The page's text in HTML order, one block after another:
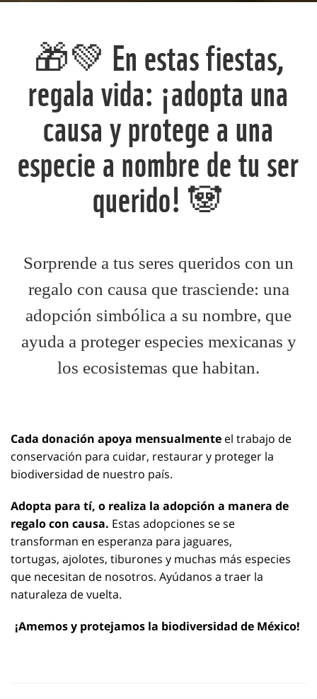
🎁💚 En estas fiestas,
regala vida: ¡adopta una
causa y protege a una
especie a nombre de tu ser
querido! 🐼
Sorprende a tus seres queridos con un
regalo con causa que trasciende: una
adopción simbólica a su nombre, que
ayuda a proteger especies mexicanas y
los ecosistemas que habitan.
Cada donación apoya mensualmente el trabajo de
conservación para cuidar, restaurar y proteger la
biodiversidad de nuestro país.
Adopta para tí, o realiza la adopción a manera de
regalo con causa. Estas adopciones se se
transforman en esperanza para jaguares,
tortugas, ajolotes, tiburones y muchas más especies
que necesitan de nosotros. Ayúdanos a traer la
naturaleza de vuelta.
¡Amemos y protejamos la biodiversidad de México!